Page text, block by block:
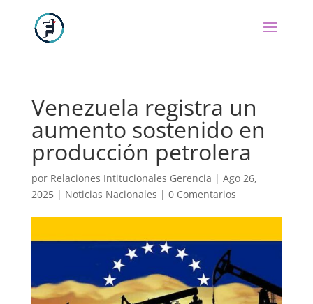
Venezuela registra un
aumento sostenido en
producción petrolera
por Relaciones Intitucionales Gerencia | Ago 26,
2025| Noticias Nacionales | 0 Comentarios